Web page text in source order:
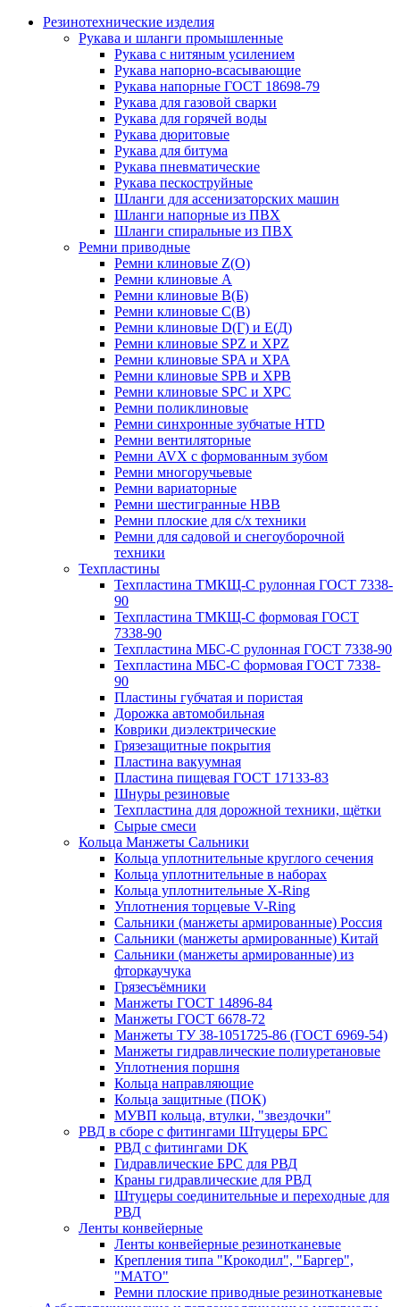
Резинотехнические изделия
Рукава и шланги промышленные
Рукава с нитяным усилением
Рукава напорно-всасывающие
Рукава напорные ГОСТ 18698-79
Рукава для газовой сварки
Рукава для горячей воды
Рукава дюритовые
Рукава для битума
Рукава пневматические
Рукава пескоструйные
Шланги для ассенизаторских машин
Шланги напорные из ПВХ
Шланги спиральные из ПВХ
Ремни приводные
Ремни клиновые Z(О)
Ремни клиновые А
Ремни клиновые В(Б)
Ремни клиновые С(В)
Ремни клиновые D(Г) и Е(Д)
Ремни клиновые SPZ и XPZ
Ремни клиновые SPA и XPA
Ремни клиновые SPB и XPB
Ремни клиновые SPC и XPC
Ремни поликлиновые
Ремни синхронные зубчатые HTD
Ремни вентиляторные
Ремни AVX с формованным зубом
Ремни многоручьевые
Ремни вариаторные
Ремни шестигранные HBB
Ремни плоские для с/х техники
Ремни для садовой и снегоуборочной
техники
Техпластины
Техпластина ТМКЩ-С рулонная ГОСТ 7338-
90
Техпластина ТМКЩ-С формовая ГОСТ
7338-90
Техпластина МБС-С рулонная ГОСТ 7338-90
Техпластина МБС-С формовая ГОСТ 7338-
90
Пластины губчатая и пористая
Дорожка автомобильная
Коврики диэлектрические
Грязезащитные покрытия
Пластина вакуумная
Пластина пищевая ГОСТ 17133-83
Шнуры резиновые
Техпластина для дорожной техники, щётки
Сырые смеси
Кольца Манжеты Сальники
Кольца уплотнительные круглого сечения
Кольца уплотнительные в наборах
Кольца уплотнительные Х-Ring
Уплотнения торцевые V-Ring
Сальники (манжеты армированные) Россия
Сальники (манжеты армированные) Китай
Сальники (манжеты армированные) из
фторкаучука
Грязесъёмники
Манжеты ГОСТ 14896-84
Манжеты ГОСТ 6678-72
Манжеты ТУ 38-1051725-86 (ГОСТ 6969-54)
Манжеты гидравлические полиуретановые
Уплотнения поршня
Кольца направляющие
Кольца защитные (ПОК)
МУВП кольца, втулки, "звездочки"
РВД в сборе с фитингами Штуцеры БРС
РВД с фитингами DK
Гидравлические БРС для РВД
Краны гидравлические для РВД
Штуцеры соединительные и переходные для
РВД
Ленты конвейерные
Ленты конвейерные резинотканевые
Крепления типа "Крокодил", "Баргер",
"МАТО"
Ремни плоские приводные резинотканевые